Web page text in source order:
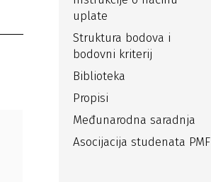
uplate
Struktura bodova i
bodovni kriterij
Biblioteka
Propisi
Međunarodna saradnja
Asocijacija studenata PMF